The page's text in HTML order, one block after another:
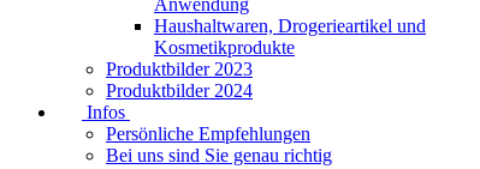
Anwendung
Haushaltwaren, Drogerieartikel und
Kosmetikprodukte
Produktbilder 2023
Produktbilder 2024
Infos
Persönliche Empfehlungen
Bei uns sind Sie genau richtig